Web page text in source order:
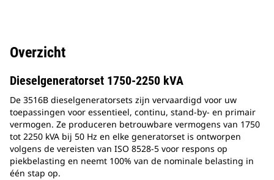
Overzicht
Dieselgeneratorset 1750-2250 kVA
De 3516B dieselgeneratorsets zijn vervaardigd voor uw
toepassingen voor essentieel, continu, stand-by- en primair
vermogen. Ze produceren betrouwbare vermogens van 1750
tot 2250 kVA bij 50 Hz en elke generatorset is ontworpen
volgens de vereisten van ISO 8528-5 voor respons op
piekbelasting en neemt 100% van de nominale belasting in
één stap op.